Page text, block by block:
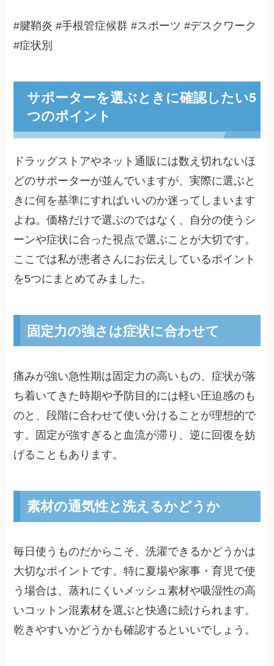
#腱鞘炎 #手根管症候群 #スポーツ #デスクワーク
#症状別
サポーターを選ぶときに確認したい5
つのポイント
ドラッグストアやネット通販には数え切れないほ
どのサポーターが並んでいますが、実際に選ぶと
きに何を基準にすればいいのか迷ってしまいます
よね。価格だけで選ぶのではなく、自分の使うシ
ーンや症状に合った視点で選ぶことが大切です。
ここでは私が患者さんにお伝えしているポイント
を5つにまとめてみました。
固定力の強さは症状に合わせて
痛みが強い急性期は固定力の高いもの、症状が落
ち着いてきた時期や予防目的には軽い圧迫感のも
のと、段階に合わせて使い分けることが理想的で
す。固定が強すぎると血流が滞り、逆に回復を妨
げることもあります。
素材の通気性と洗えるかどうか
毎日使うものだからこそ、洗濯できるかどうかは
大切なポイントです。特に夏場や家事・育児で使
う場合は、蒸れにくいメッシュ素材や吸湿性の高
いコットン混素材を選ぶと快適に続けられます。
乾きやすいかどうかも確認するといいでしょう。